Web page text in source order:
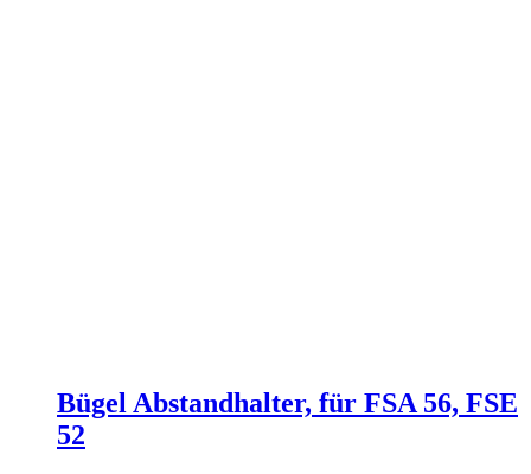
Bügel Abstandhalter, für FSA 56, FSE
52